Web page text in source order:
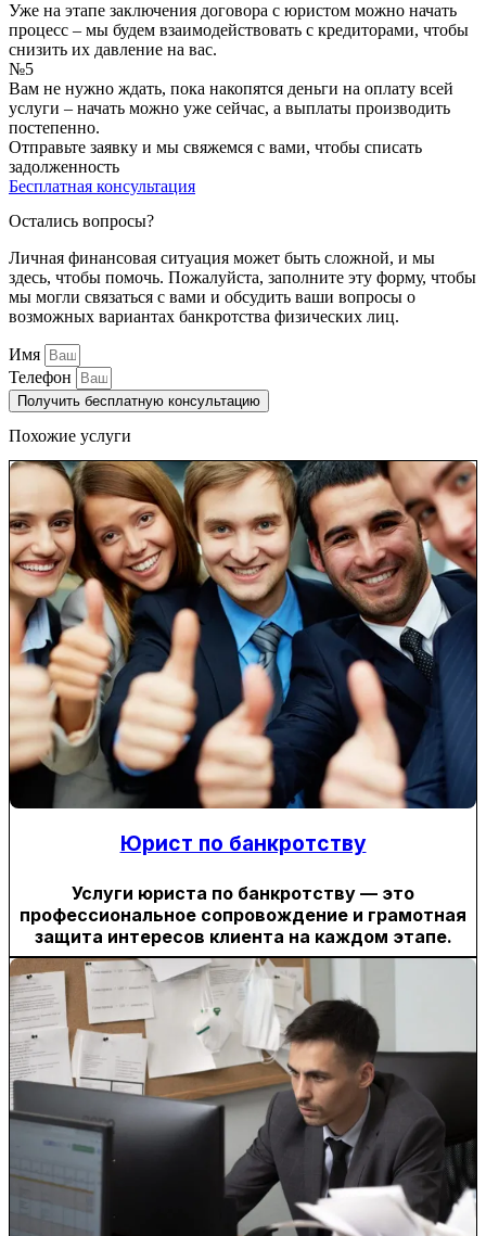
Уже на этапе заключения договора с юристом можно начать
процесс – мы будем взаимодействовать с кредиторами, чтобы
снизить их давление на вас.
№5
Вам не нужно ждать, пока накопятся деньги на оплату всей
услуги – начать можно уже сейчас, а выплаты производить
постепенно.
Отправьте заявку и мы свяжемся с вами, чтобы списать
задолженность
Бесплатная консультация
Остались вопросы?
Личная финансовая ситуация может быть сложной, и мы
здесь, чтобы помочь. Пожалуйста, заполните эту форму, чтобы
мы могли связаться с вами и обсудить ваши вопросы о
возможных вариантах банкротства физических лиц.
Имя
Телефон
Получить бесплатную консультацию
Похожие услуги
Юрист по банкротству
Услуги юриста по банкротству — это
профессиональное сопровождение и грамотная
защита интересов клиента на каждом этапе.